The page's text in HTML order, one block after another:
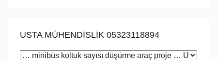
USTA MÜHENDİSLİK 05323118894
USTA